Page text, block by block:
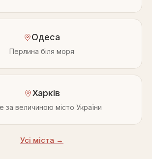
Одеса
Перлина біля моря
Харків
за величиною місто України
Усі міста →